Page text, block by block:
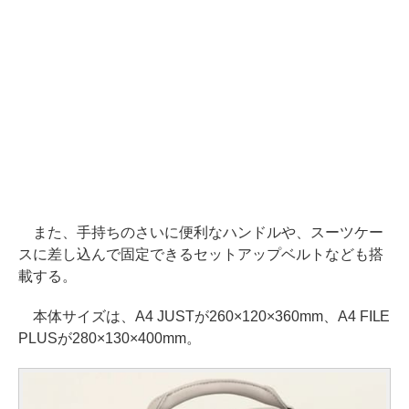
また、手持ちのさいに便利なハンドルや、スーツケー
スに差し込んで固定できるセットアップベルトなども搭
載する。
本体サイズは、A4 JUSTが260×120×360mm、A4 FILE
PLUSが280×130×400mm。